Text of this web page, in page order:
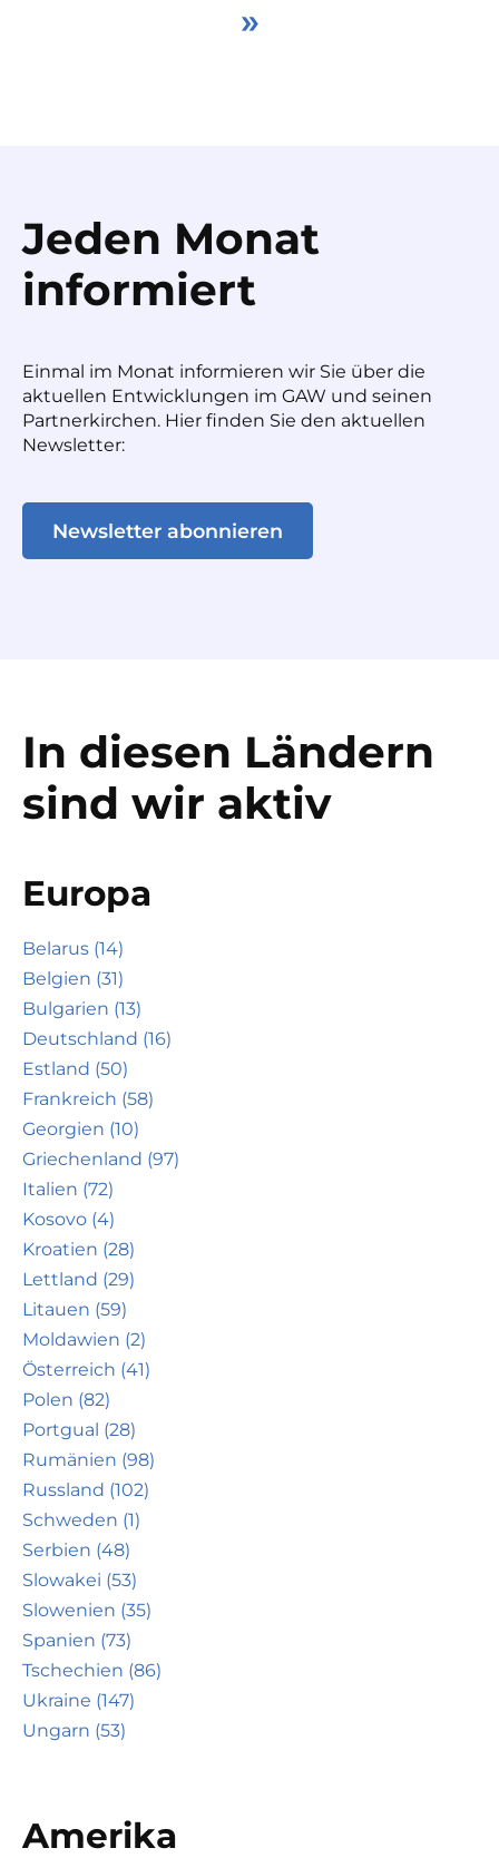
»
Jeden Monat
informiert
Einmal im Monat informieren wir Sie über die
aktuellen Entwicklungen im GAW und seinen
Partnerkirchen. Hier finden Sie den aktuellen
Newsletter:
Newsletter abonnieren
In diesen Ländern
sind wir aktiv
Europa
Belarus (14)
Belgien (31)
Bulgarien (13)
Deutschland (16)
Estland (50)
Frankreich (58)
Georgien (10)
Griechenland (97)
Italien (72)
Kosovo (4)
Kroatien (28)
Lettland (29)
Litauen (59)
Moldawien (2)
Österreich (41)
Polen (82)
Portgual (28)
Rumänien (98)
Russland (102)
Schweden (1)
Serbien (48)
Slowakei (53)
Slowenien (35)
Spanien (73)
Tschechien (86)
Ukraine (147)
Ungarn (53)
Amerika